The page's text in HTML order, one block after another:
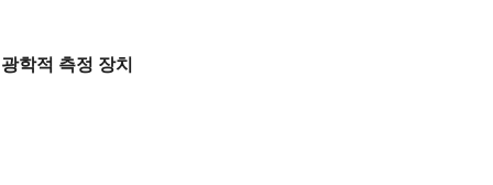
학적 측정 장치